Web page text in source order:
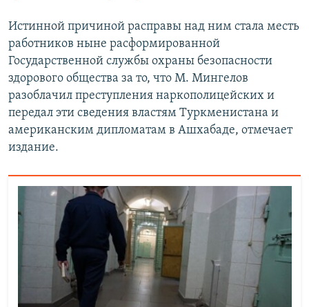
Истинной причиной расправы над ним стала месть
работников ныне расформированной
Государственной службы охраны безопасности
здорового общества за то, что М. Мингелов
разоблачил преступления наркополицейских и
передал эти сведения властям Туркменистана и
американским дипломатам в Ашхабаде, отмечает
издание.